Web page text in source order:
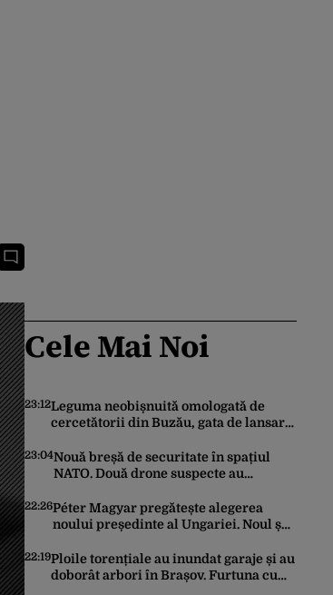
Cele Mai Noi
23:12Leguma neobișnuită omologată de
cercetătorii din Buzău, gata de lansare
unde provine soiul
23:04Nouă breșă de securitate în spațiul
NATO. Două drone suspecte au
22:26Péter Magyar pregătește alegerea
noului președinte al Ungariei. Noul șef
Parlament
22:19Ploile torențiale au inundat garaje și au
doborât arbori în Brașov. Furtuna cu